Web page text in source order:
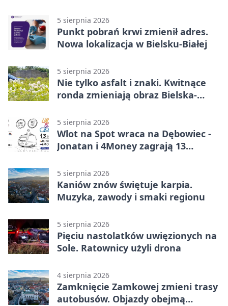
5 sierpnia 2026
Punkt pobrań krwi zmienił adres.
Nowa lokalizacja w Bielsku-Białej
5 sierpnia 2026
Nie tylko asfalt i znaki. Kwitnące
ronda zmieniają obraz Bielska-
5 sierpnia 2026
Wlot na Spot wraca na Dębowiec -
Jonatan i 4Money zagrają 13
5 sierpnia 2026
Kaniów znów świętuje karpia.
Muzyka, zawody i smaki regionu
5 sierpnia 2026
Pięciu nastolatków uwięzionych na
Sole. Ratownicy użyli drona
4 sierpnia 2026
Zamknięcie Zamkowej zmieni trasy
autobusów. Objazdy obejmą